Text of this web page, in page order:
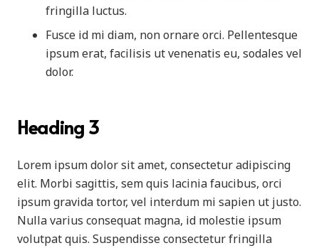
fringilla luctus.
Fusce id mi diam, non ornare orci. Pellentesque
ipsum erat, facilisis ut venenatis eu, sodales vel
dolor.
Heading 3
Lorem ipsum dolor sit amet, consectetur adipiscing
elit. Morbi sagittis, sem quis lacinia faucibus, orci
ipsum gravida tortor, vel interdum mi sapien ut justo.
Nulla varius consequat magna, id molestie ipsum
volutpat quis. Suspendisse consectetur fringilla